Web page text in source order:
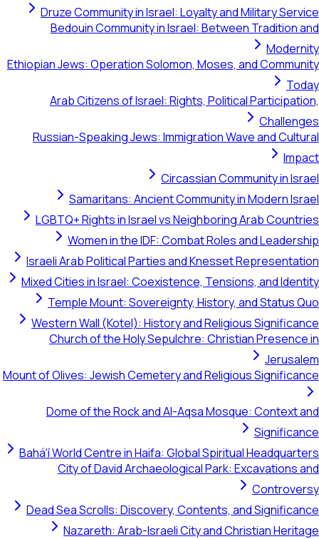
Druze Community in Israel: Loyalty and Military
Bedouin Community in Israel: Between Tradition
Ethiopian Jews: Operation Solomon, Moses, and
Arab Citizens of Israel: Rights, Political
Russian-Speaking Jews: Immigration Wave and
Circassian Community in
Samaritans: Ancient Community in Modern
LGBTQ+ Rights in Israel vs Neighboring Arab
Women in the IDF: Combat Roles and
Israeli Arab Political Parties and Knesset
Mixed Cities in Israel: Coexistence, Tensions, and
Temple Mount: Sovereignty, History, and Status
Western Wall (Kotel): History and Religious
Church of the Holy Sepulchre: Christian Presence
Mount of Olives: Jewish Cemetery and Religious
Dome of the Rock and Al-Aqsa Mosque: Context
Bahá'í World Centre in Haifa: Global Spiritual
City of David Archaeological Park: Excavations
Dead Sea Scrolls: Discovery, Contents, and
Nazareth: Arab-Israeli City and Christian